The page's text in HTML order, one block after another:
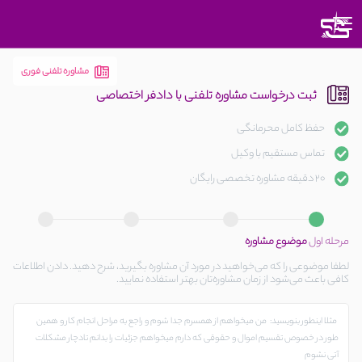
مشاوره تلفنی فوری
ثبت درخواست مشاوره تلفنی با دادفر اختصاصی
حفظ کامل محرمانگی
تماس مستقیم با وکیل
20 دقیقه مشاوره تخصصی رایگان
مرحله اولموضوع مشاوره
لطفا موضوعی را که می‌خواهید در مورد آن مشاوره بگیرید، شرح دهید. دادن اطلاعات
کافی باعث می‌شود از زمان مشاوره‌تان بهتر استفاده نمایید.
متوجه
شدم